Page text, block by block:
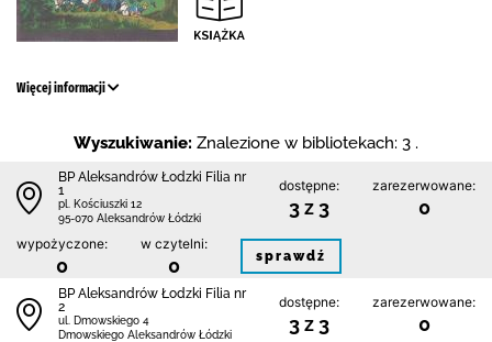
Więcej informacji
Wyszukiwanie: Znalezione w bibliotekach: 3 .
BP Aleksandrów Łodzki Filia nr
1
pl. Kościuszki 12
95-070 Aleksandrów Łódzki
dostępne:
3 z 3
zarezerwowane:
0
wypożyczone:
0
w czytelni:
0 sprawdź
BP Aleksandrów Łodzki Filia nr
2
ul. Dmowskiego 4
Dmowskiego Aleksandrów Łódzki
dostępne:
3 z 3
zarezerwowane:
0